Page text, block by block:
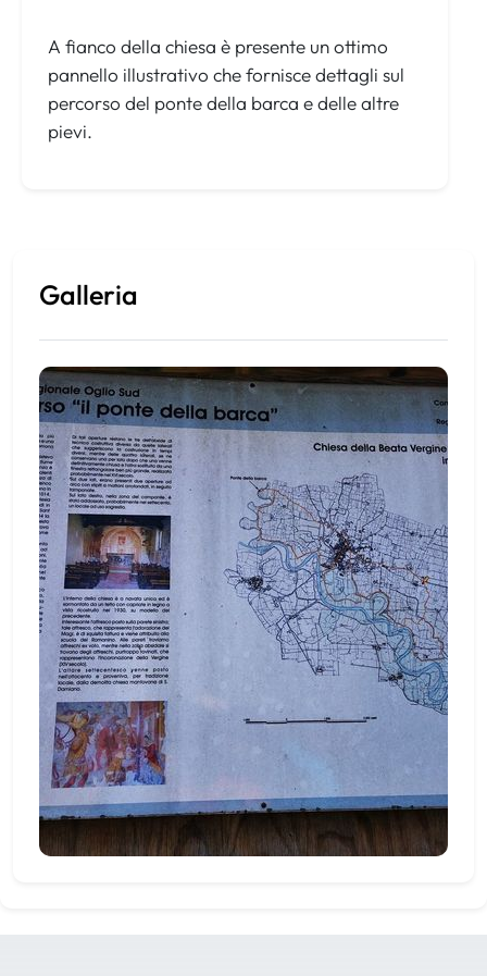
A fianco della chiesa è presente un ottimo
pannello illustrativo che fornisce dettagli sul
percorso del ponte della barca e delle altre
pievi.
Galleria